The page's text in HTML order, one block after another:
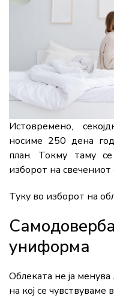
Истовремено,
носиме 250 дена
план. Токму таму
изборот на свечениот
Туку во изборот на
униформа
Облеката не ја
на кој се чувствуваме